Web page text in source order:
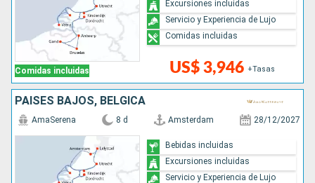
Comidas incluidas US$ 3,946 +Tasas
Excursiones incluidas
Servicio y Experiencia de Lujo
Comidas incluidas
PAISES BAJOS, BÉLGICA
AmaSerena 8 d Amsterdam 28/12/2027
Bebidas incluidas
Excursiones incluidas
Servicio y Experiencia de Lujo